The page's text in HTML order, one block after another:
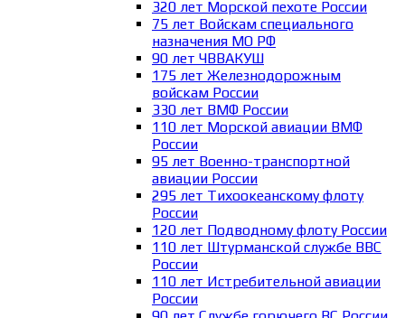
320 лет Морской пехоте России
75 лет Войскам специального
назначения МО РФ
90 лет ЧВВАКУШ
175 лет Железнодорожным
войскам России
330 лет ВМФ России
110 лет Морской авиации ВМФ
России
95 лет Военно-транспортной
авиации России
295 лет Тихоокеанскому флоту
России
120 лет Подводному флоту России
110 лет Штурманской службе ВВС
России
110 лет Истребительной авиации
России